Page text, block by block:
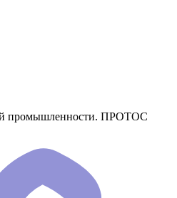
промышленности. ПРОТОС